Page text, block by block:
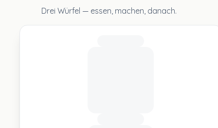
Drei Würfel — essen, machen, danach.